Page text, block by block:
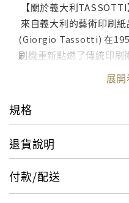
【關於義大利TASSOTTI
來自義大利的藝術印刷
(Giorgio Tassotti) 在
刷機重新點燃了傳統印刷
風格的復古美，商品涵
邊，每件作品都散發出
今堅持所有商品都在義大
方式代代傳承這項技藝。
展
規格
退貨說明
付款/配送